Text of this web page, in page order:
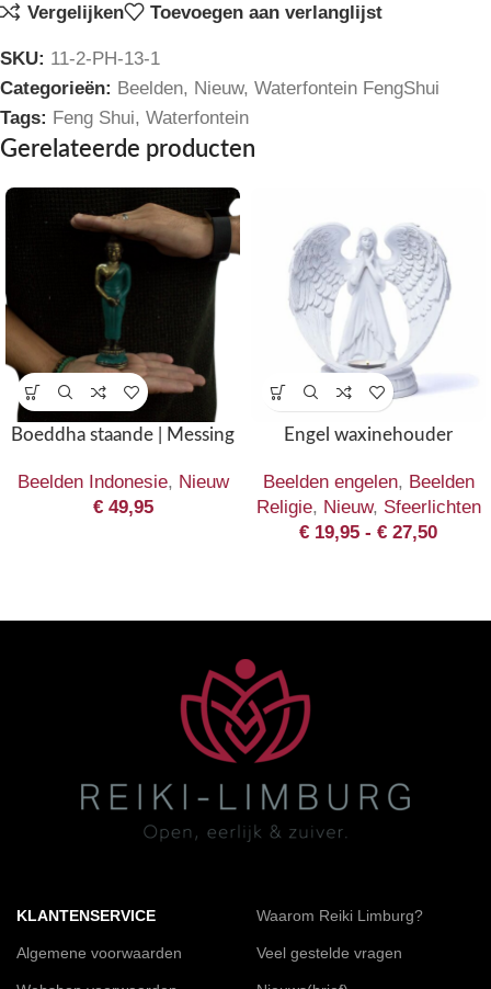
Vergelijken Toevoegen aan verlanglijst
SKU: 11-2-PH-13-1
Categorieën: Beelden, Nieuw, Waterfontein FengShui
Tags: Feng Shui, Waterfontein
Gerelateerde producten
Boeddha staande | Messing
Beelden Indonesie, Nieuw
€49,95
Engel waxinehouder
Beelden engelen, Beelden
Religie, Nieuw, Sfeerlichten
€ 19,95 - € 27,50
KLANTENSERVICE
Algemene voorwaarden
Waarom Reiki Limburg?
Veel gestelde vragen